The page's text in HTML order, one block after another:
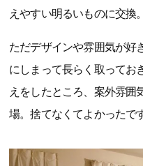
えやすい明るいものに交換
ただデザインや雰囲気が好
にしまって長らく取ってお
えをしたところ、案外雰囲
場。捨てなくてよかったで